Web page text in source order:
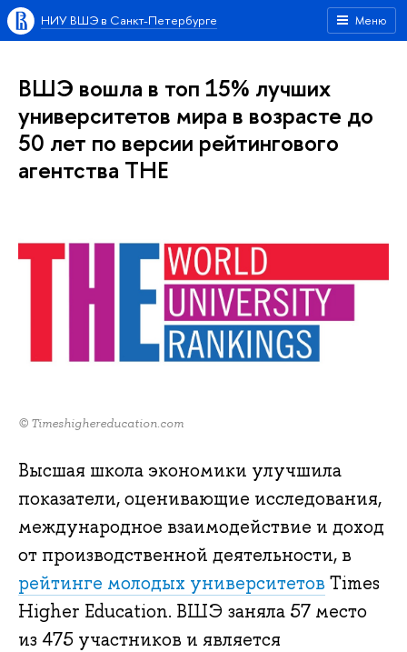
Меню
НИУ ВШЭ в Санкт-Петербурге
ВШЭ вошла в топ 15% лучших
университетов мира в возрасте до
50 лет по версии рейтингового
агентства THE
© Timeshighereducation.com
Высшая школа экономики улучшила
показатели, оценивающие исследования,
международное взаимодействие и доход
от производственной деятельности, в
рейтинге молодых университетов Тimes
Higher Education. ВШЭ заняла 57 место
из 475 участников и является